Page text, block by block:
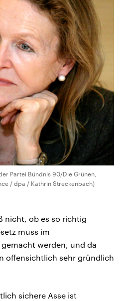
Partei Bündnis 90/Die Grünen,
/ dpa / Kathrin Streckenbach)
nicht, ob es so richtig
muss im
werden, und da
offensichtlich sehr gründlich
sichere Asse ist